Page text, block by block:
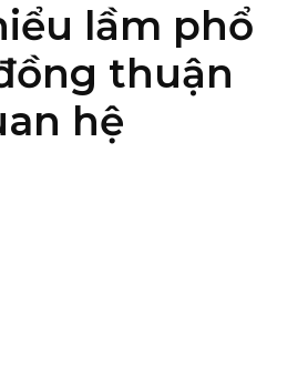
lầm phổ
thuận
hệ